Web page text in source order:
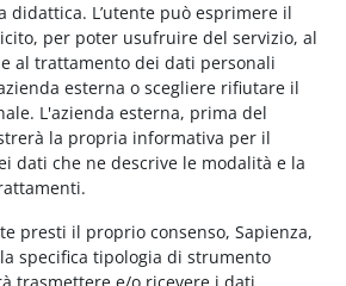
didattica. L’utente può esprimere il
per poter usufruire del servizio, al
al trattamento dei dati personali
esterna o scegliere rifiutare il
L'azienda esterna, prima del
la propria informativa per il
dati che ne descrive le modalità e la
presti il proprio consenso, Sapienza,
specifica tipologia di strumento